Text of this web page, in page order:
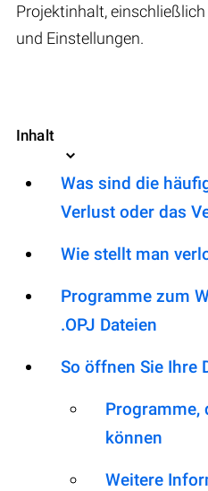
Projektinhalt,
und Einstellungen.
Inhalt
Was sind die
Verlust oder das
Wie stellt man
Programme zum
.OPJ Dateien
So öffnen Sie Ihre
Programme,
können
Weitere